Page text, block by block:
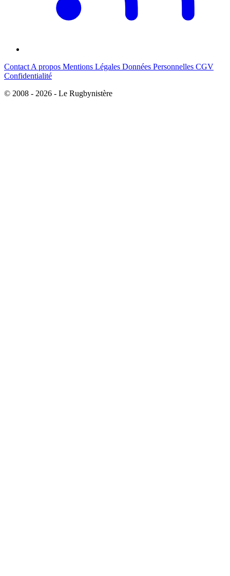
Contact A propos Mentions Légales Données Personnelles CGV
Confidentialité
© 2008 - 2026 - Le Rugbynistère